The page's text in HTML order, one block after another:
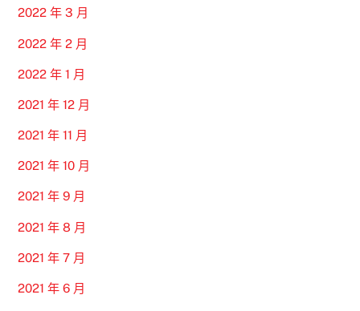
2022 年 3 月
2022 年 2 月
2022 年 1 月
2021 年 12 月
2021 年 11 月
2021 年 10 月
2021 年 9 月
2021 年 8 月
2021 年 7 月
2021 年 6 月